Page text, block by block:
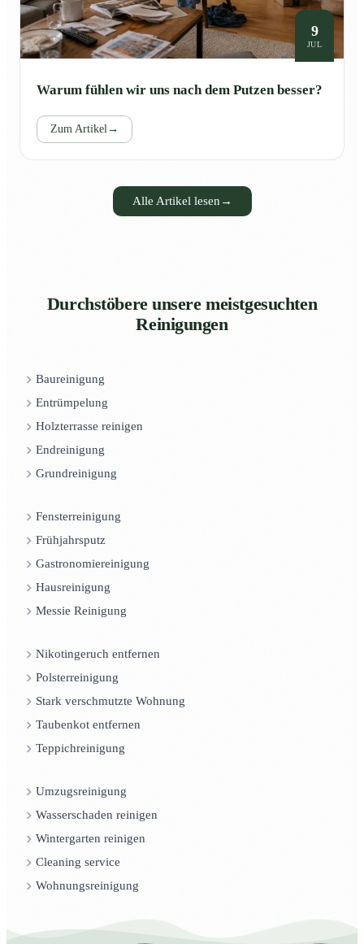
9
JUL
Warum fühlen wir uns nach dem Putzen besser?
Zum Artikel→
Alle Artikel lesen →
Durchstöbere unsere meistgesuchten
Reinigungen
Baureinigung
Entrümpelung
Holzterrasse reinigen
Endreinigung
Grundreinigung
Fensterreinigung
Frühjahrsputz
Gastronomiereinigung
Hausreinigung
Messie Reinigung
Nikotingeruch entfernen
Polsterreinigung
Stark verschmutzte Wohnung
Taubenkot entfernen
Teppichreinigung
Umzugsreinigung
Wasserschaden reinigen
Wintergarten reinigen
Cleaning service
Wohnungsreinigung